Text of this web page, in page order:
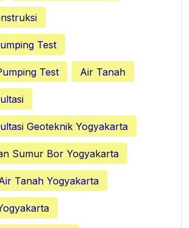
Test
Test Air Tanah
Geoteknik Yogyakarta
Sumur Bor Yogyakarta
Tanah Yogyakarta